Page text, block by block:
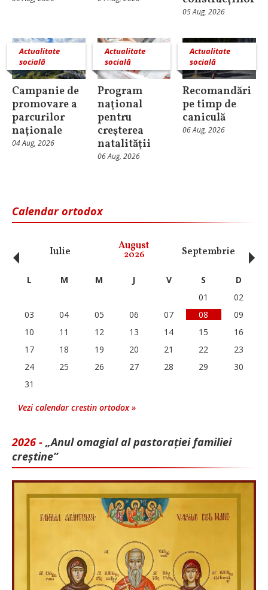
05 Aug, 2026
Actualitate
socială
Campanie de
promovare a
parcurilor
naţionale
04 Aug, 2026
Actualitate
socială
Program
naţional
pentru
creşterea
natalităţii
06 Aug, 2026
Actualitate
socială
Recomandări
pe timp de
caniculă
06 Aug, 2026
Calendar ortodox
Iulie August
2026 Septembrie
‹ L M M J V S
D
01
02
03
04 05 06 07 08
09
10
11 12 13 14 15
16
17
18 19 20 21 22
23
24
25 26 27 28 29
30
31
Vezi calendar crestin ortodox »
2026 - „Anul omagial al pastorației familiei
creștine”